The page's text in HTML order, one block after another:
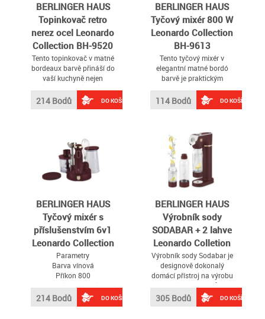
BERLINGER HAUS
Topinkovač retro
nerez ocel Leonardo
Collection BH-9520
Tento topinkovač v matné
bordeaux barvě přináší do
vaší kuchyně nejen
elegantní vzhled, ale i
vysokou funkčnost
214 Bodů DO KOŠÍKU
BERLINGER HAUS
Tyčový mixér 800 W
Leonardo Collection
BH-9613
Tento tyčový mixér v
elegantní matné bordó
barvě je praktickým
pomocníkem pro každou
kuchyni
114 Bodů DO KOŠÍKU
BERLINGER HAUS
Tyčový mixér s
příslušenstvím 6v1
Leonardo Collection
BH-9563
Parametry
Barva vínová
Příkon 800
Materiál nádoby plast
Typ mixéru tyčový
214 Bodů DO KOŠÍKU
BERLINGER HAUS
Výrobník sody
SODABAR + 2 lahve
Leonardo Colletion
BH-8555
Výrobník sody Sodabar je
designově dokonalý
domácí přístroj na výrobu
perlivých nápojů
305 Bodů DO KOŠÍKU